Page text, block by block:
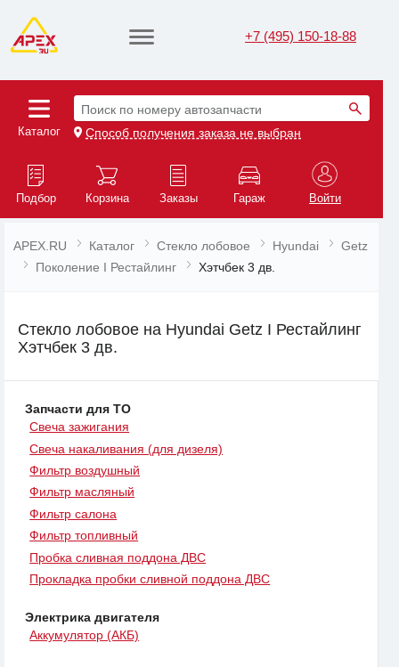
+7 (495) 150-18-88
Каталог
Поиск по номеру автозапчасти
Способ получения заказа не выбран
Подбор Корзина Заказы Гараж Войти
APEX.RU Каталог Стекло лобовое Hyundai
Getz
Поколение I Рестайлинг
Хэтчбек 3 дв.
Стекло лобовое на Hyundai Getz I Рестайлинг
Хэтчбек 3 дв.
Запчасти для ТО
Свеча зажигания
Свеча накаливания (для дизеля)
Фильтр воздушный
Фильтр масляный
Фильтр салона
Фильтр топливный
Пробка сливная поддона ДВС
Прокладка пробки сливной поддона ДВС
Электрика двигателя
Аккумулятор (АКБ)